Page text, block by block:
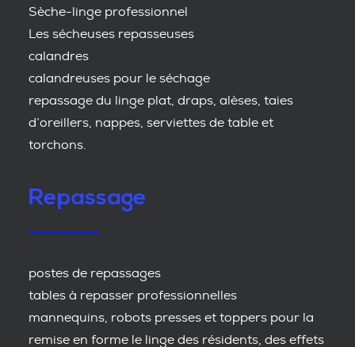
Sèche-linge professionnel
Les sécheuses repasseuses
calandres
calandreuses pour le séchage
repassage du linge plat, draps, alèses, taies
d’oreillers, nappes, serviettes de table et
torchons.
Repassage
postes de repassages
tables à repasser professionnelles
mannequins, robots presses et toppers pour la
remise en forme le linge des résidents, des effets